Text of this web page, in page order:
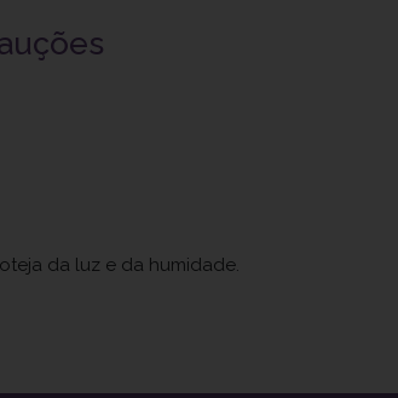
da luz e da humidade.